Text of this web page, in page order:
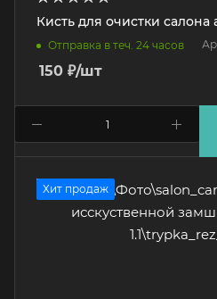
Кисть для очистки салона
Отправка в теч. 24 часов
150 ₽/шт
Хит продаж